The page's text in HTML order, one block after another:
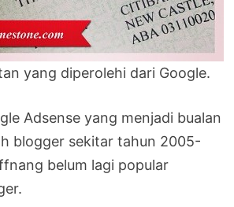
yang diperolehi dari Google.
Adsense yang menjadi bualan
blogger sekitar tahun 2005-
belum lagi popular